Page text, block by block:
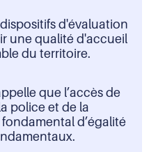
d'évaluation
une qualité d'accueil
du territoire.
que l’accès de
police et de la
d’égalité